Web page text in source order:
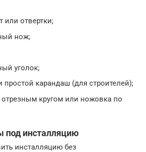
или отвертки;
нож;
уголок;
простой карандаш (для строителей);
отрезным кругом или ножовка по
под инсталляцию
инсталляцию без